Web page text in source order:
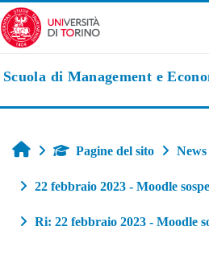
Vai al contenuto principale
Scuola di Management e
HomePagine del sito
22 febbraio 2023 - Moodle
Ri: 22 febbraio 2023 - Moodle